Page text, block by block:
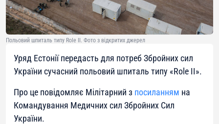
Польовий шпиталь типу Role II. Фото з відкритих джерел
Уряд Естонії передасть для потреб Збройних сил
України сучасний польовий шпиталь типу «Role II».
Про це повідомляє Мілітарний з посиланням на
Командування Медичних сил Збройних Сил
України.